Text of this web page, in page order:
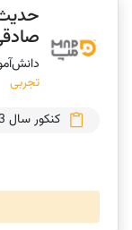
حدیث
دانش‌‎آموز رشته
تجربی
کنکور سال 1403